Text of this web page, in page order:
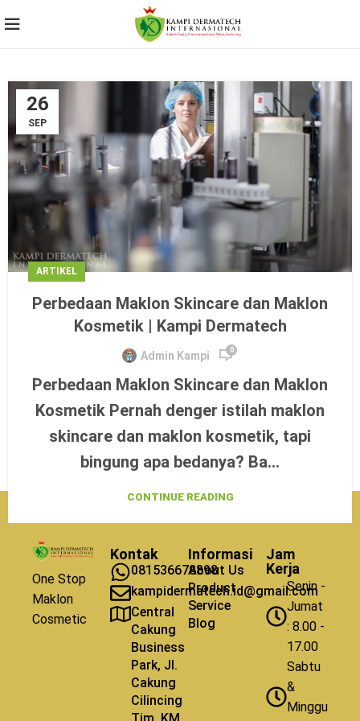
26
SEP
ARTIKEL
Perbedaan Maklon Skincare dan Maklon
Kosmetik | Kampi Dermatech
Admin Kampi 0
Perbedaan Maklon Skincare dan Maklon
Kosmetik Pernah denger istilah maklon
skincare dan maklon kosmetik, tapi
bingung apa bedanya? Ba...
CONTINUE READING
One Stop
Maklon
Cosmetic
Kontak
081536678898
kampidermatech.id@gmail.com
Central
Cakung
Business
Park, Jl.
Cakung
Cilincing
Informasi
About Us
Product
Service
Blog
Jam
Kerja
Senin -
Jumat
: 8.00 -
17.00
Sabtu
&
Minggu